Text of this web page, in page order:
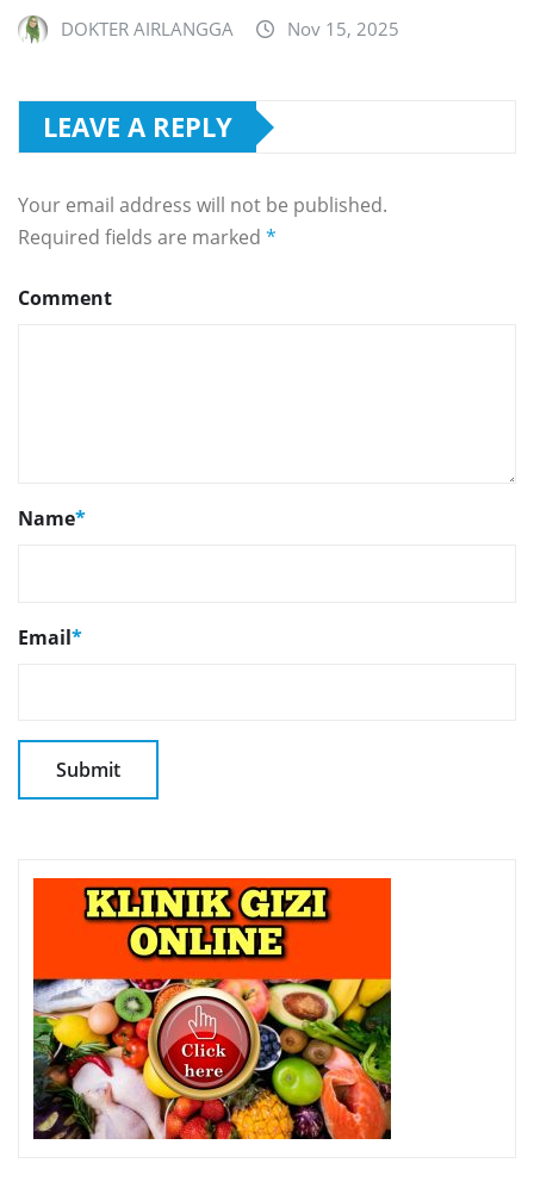
DOKTER AIRLANGGA Nov 15, 2025
LEAVE A REPLY
Your email address will not be published.
Required fields are marked *
Comment
Name*
Email*